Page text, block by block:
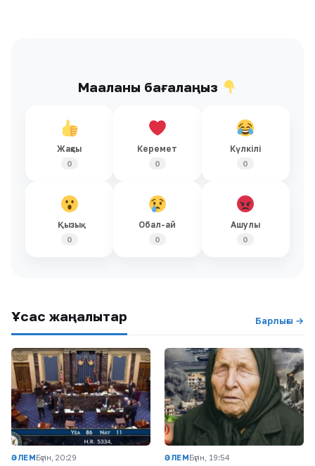
Мақаланы бағалаңыз
Жақсы
0
Керемет
0
Күлкілі
0
Қызық
0
Обал-ай
0
Ашулы
0
Ұқсас жаңалықтар Барлығы →
ӘЛЕМБүгін, 20:29 ӘЛЕМБүгін, 19:54